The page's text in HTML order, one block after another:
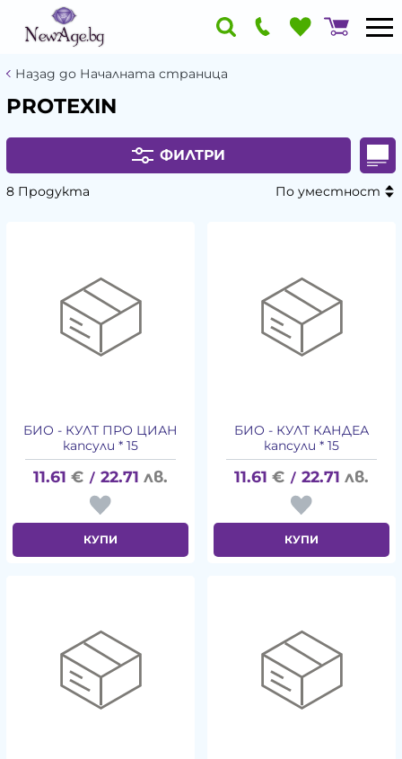
Назад до Началната страница
PROTEXIN
ФИЛТРИ
8 Продукта По уместност
БИО - КУЛТ ПРО ЦИАН
капсули * 15
11.61 € / 22.71 лв.
КУПИ
БИО - КУЛТ КАНДЕА
капсули * 15
11.61 € / 22.71 лв.
КУПИ